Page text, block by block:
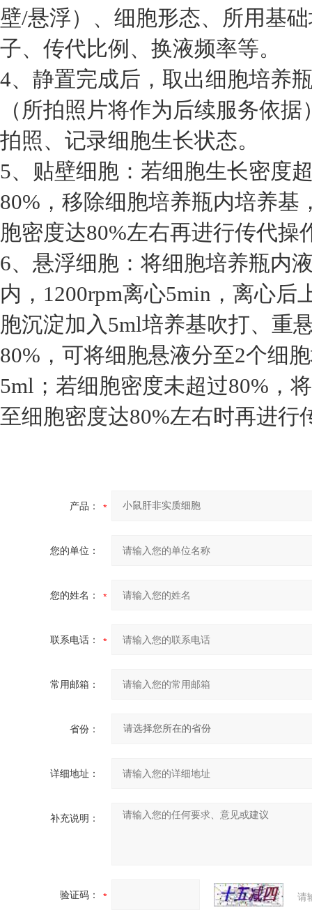
壁/悬浮）、细胞形态、所用基
子、传代比例、换液频率等。
4、静置完成后，取出细胞培养
（所拍照片将作为后续服务依
拍照、记录细胞生长状态。
5、贴壁细胞：若细胞生长密度
80%，移除细胞培养瓶内培养
胞密度达80%左右再进行传代操
6、悬浮细胞：将细胞培养瓶内
内，1200rpm离心5min，离心
胞沉淀加入5ml培养基吹打、重
80%，可将细胞悬液分至2个细
5ml；若细胞密度未超过80%，
至细胞密度达80%左右时再进行
产品：
您的单位：
您的姓名：
联系电话：
常用邮箱：
省份：
详细地址：
补充说明：
验证码： 请